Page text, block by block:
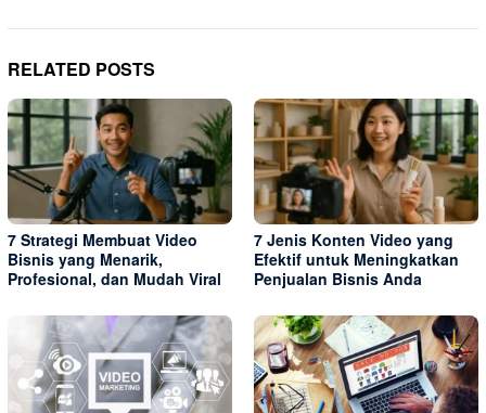
RELATED POSTS
7 Strategi Membuat Video
Bisnis yang Menarik,
Profesional, dan Mudah Viral
7 Jenis Konten Video yang
Efektif untuk Meningkatkan
Penjualan Bisnis Anda